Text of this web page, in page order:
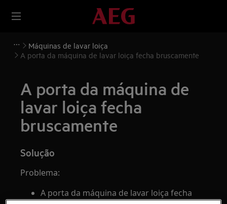
Máquinas de lavar loiça
A porta da máquina de lavar loiça fecha bruscamente
A porta da máquina de
lavar loiça fecha
bruscamente
Solução
Problema:
A porta da máquina de lavar loiça fecha